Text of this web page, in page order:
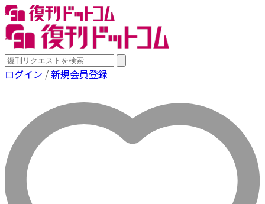
ログイン /新規会員登録